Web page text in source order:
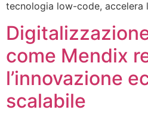
tecnologia low-code, accelera
come Mendix
l’innovazione
scalabile